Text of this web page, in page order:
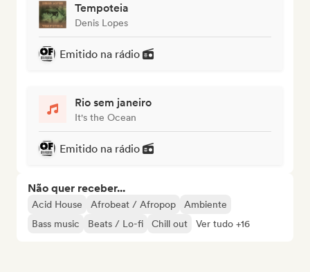
Tempoteia
Denis Lopes
Emitido na rádio
Rio sem janeiro
It's the Ocean
Emitido na rádio
Não quer receber...
Acid House Afrobeat / Afropop
Ambiente
Bass music
Beats / Lo-fi Chill out Ver tudo +16